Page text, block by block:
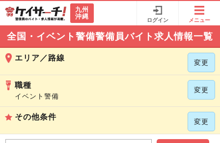
九州
沖縄
ログイン メニュー
全国・イベント警備警備員バイト求人情報一覧
エリア／路線
変更
職種
イベント警備
変更
その他条件
変更